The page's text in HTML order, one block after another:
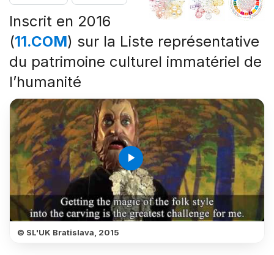
Inscrit en 2016
(11.COM) sur la Liste représentative
du patrimoine culturel immatériel de
l’humanité
play_arrow
© SL'UK Bratislava, 2015